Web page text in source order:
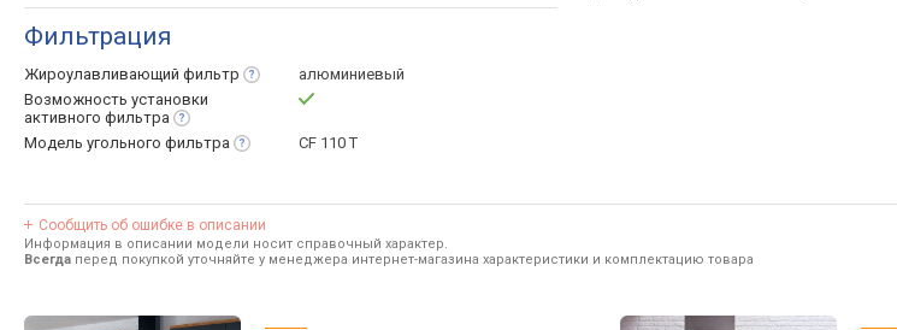
Фильтрация
Жироулавливающий фильтр
алюминиевый
Возможность установки
активного фильтра
Модель угольного фильтра CF 110 T
Сообщить об ошибке в описании
Информация в описании модели носит справочный характер.
Всегда перед покупкой уточняйте у менеджера интернет-магазина характеристики и комплектацию товара